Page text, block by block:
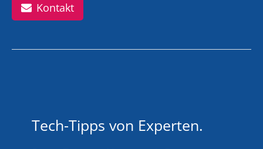
Kontakt
Tech-Tipps von Experten.